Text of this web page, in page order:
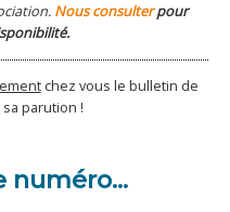
Nous consulterpour
chez vous le bulletin de
parution !
numéro...